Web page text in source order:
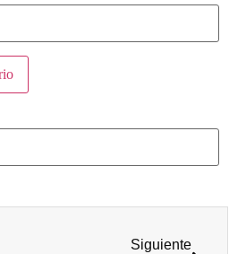
Siguiente